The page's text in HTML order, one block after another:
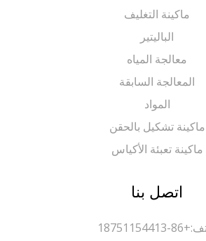
التغليف
الباليتير
المياه
السابقة
تشكيل بالحقن
تعبئة الأكياس
اتصل بنا